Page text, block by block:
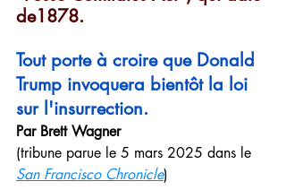
de1878.
Tout porte à croire que Donald
Trump invoquera bientôt la loi
sur l'insurrection.
Par Brett Wagner
(tribune parue le 5 mars 2025 dans le
San Francisco Chronicle)